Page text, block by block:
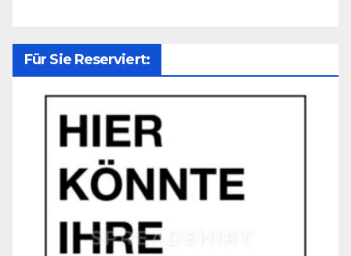
Für Sie Reserviert: